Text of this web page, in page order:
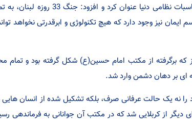
سلیمانی ایمان و ایدئولوژی را عامل مورد غفلت در محاسبات نظامی دنیا عنوان کرد
نیز وجود دارد که هیچ تکنولوژی و ابرقدرتی نخواهد
مقدس ایران نیز که برگرفته از مکتب امام حسین(ع) شکل گرفته بود و
ای بر دهان دشمن وارد شد.
را نه یک حالت عرفانی صرف، بلکه تشکیل شده از انسان
از کربلایی شد که در مکتب آن جوانانی به فرماندهی